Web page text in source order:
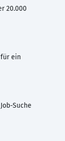
20.000
ein
Suche